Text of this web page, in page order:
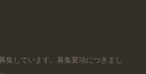
集しています。募集要項につきまし